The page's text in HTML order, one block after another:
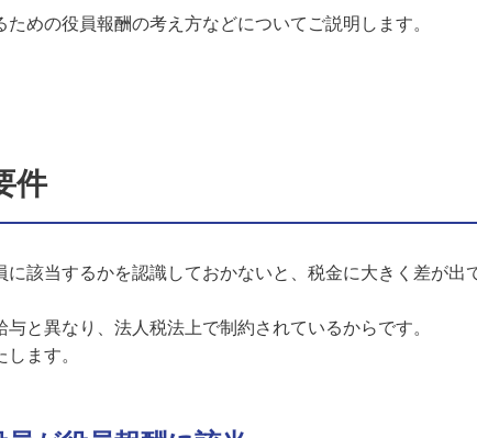
めの役員報酬の考え方などについてご説明します。
件
該当するかを認識しておかないと、税金に大きく差が出
と異なり、法人税法上で制約されているからです。
ます。